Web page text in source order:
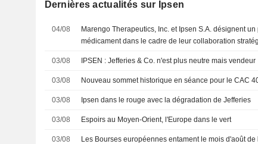
Dernières actualités sur Ipsen
04/08
Marengo Therapeutics, Inc. et Ipsen S.A. désignent
médicament dans le cadre de leur collaboration
03/08 IPSEN : Jefferies & Co. n'est plus neutre mais vendeur
03/08 Nouveau sommet historique en séance pour le CAC
03/08 Ipsen dans le rouge avec la dégradation de Jefferies
03/08 Espoirs au Moyen-Orient, l'Europe dans le vert
03/08 Les Bourses européennes entament le mois d'août